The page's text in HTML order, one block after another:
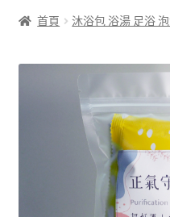
孕Ｉ月子系列
首頁 沐浴包 浴湯 足浴